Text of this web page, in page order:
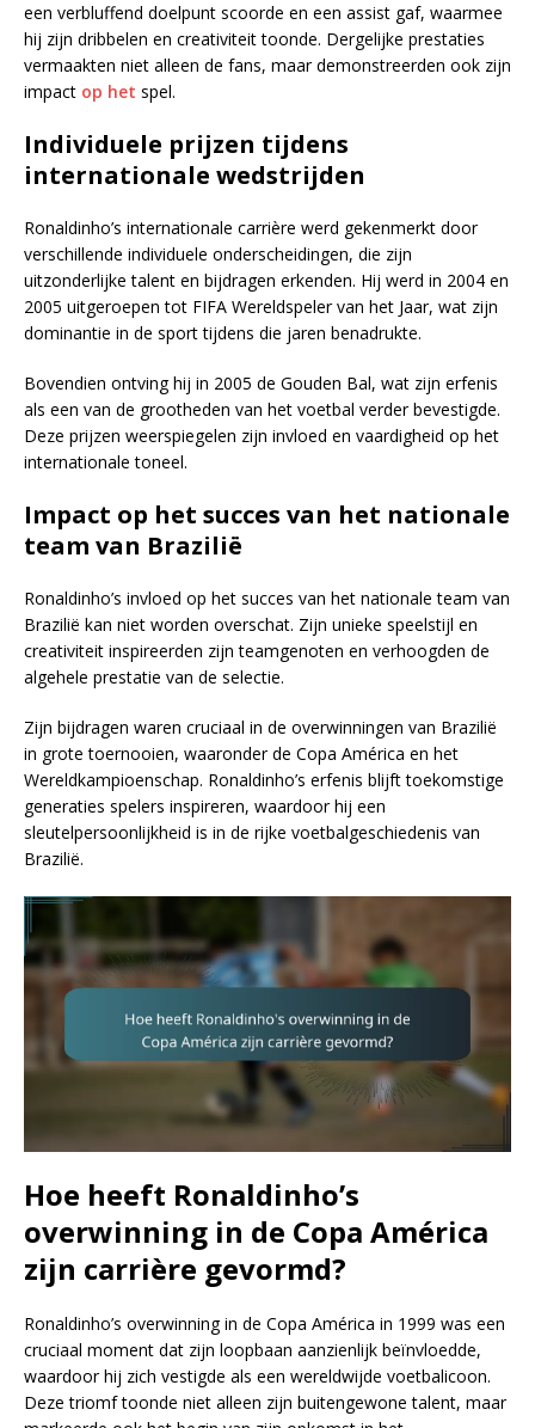
een verbluffend doelpunt scoorde en een assist gaf, waarmee
hij zijn dribbelen en creativiteit toonde. Dergelijke prestaties
vermaakten niet alleen de fans, maar demonstreerden ook zijn
impact op het spel.
Individuele prijzen tijdens
internationale wedstrijden
Ronaldinho’s internationale carrière werd gekenmerkt door
verschillende individuele onderscheidingen, die zijn
uitzonderlijke talent en bijdragen erkenden. Hij werd in 2004 en
2005 uitgeroepen tot FIFA Wereldspeler van het Jaar, wat zijn
dominantie in de sport tijdens die jaren benadrukte.
Bovendien ontving hij in 2005 de Gouden Bal, wat zijn erfenis
als een van de grootheden van het voetbal verder bevestigde.
Deze prijzen weerspiegelen zijn invloed en vaardigheid op het
internationale toneel.
Impact op het succes van het nationale
team van Brazilië
Ronaldinho’s invloed op het succes van het nationale team van
Brazilië kan niet worden overschat. Zijn unieke speelstijl en
creativiteit inspireerden zijn teamgenoten en verhoogden de
algehele prestatie van de selectie.
Zijn bijdragen waren cruciaal in de overwinningen van Brazilië
in grote toernooien, waaronder de Copa América en het
Wereldkampioenschap. Ronaldinho’s erfenis blijft toekomstige
generaties spelers inspireren, waardoor hij een
sleutelpersoonlijkheid is in de rijke voetbalgeschiedenis van
Brazilië.
Hoe heeft Ronaldinho’s
overwinning in de Copa América
zijn carrière gevormd?
Ronaldinho’s overwinning in de Copa América in 1999 was een
cruciaal moment dat zijn loopbaan aanzienlijk beïnvloedde,
waardoor hij zich vestigde als een wereldwijde voetbalicoon.
Deze triomf toonde niet alleen zijn buitengewone talent, maar